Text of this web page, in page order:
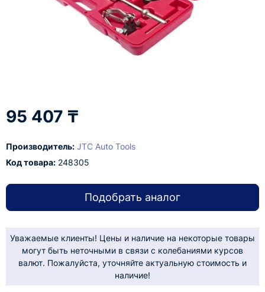
95 407 ₸
Производитель: JTC Auto Tools
Код товара: 248305
Подобрать аналог
Уважаемые клиенты! Цены и наличие на некоторые товары
могут быть неточными в связи с колебаниями курсов
валют. Пожалуйста, уточняйте актуальную стоимость и
наличие!